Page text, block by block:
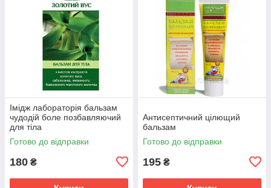
Імідж лабораторія бальзам
чудодій боле позбавляючий
для тіла
Готово до відправки
180 ₴
Антисептичний цілющий
бальзам
Готово до відправки
195 ₴